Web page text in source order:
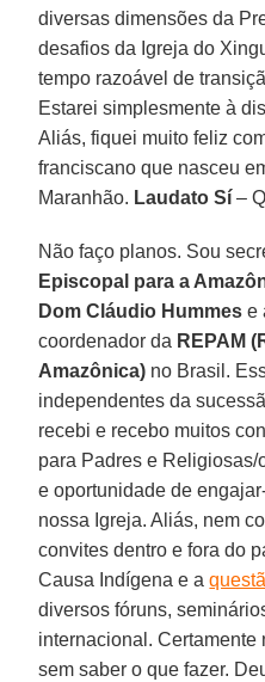
diversas dimensões da
desafios da Igreja do
tempo razoável de
Estarei simplesmente à
Aliás, fiquei muito feliz
franciscano que nasceu
Maranhão. Laudato Sí –
Não faço planos. Sou
Episcopal para a
Dom Cláudio Hummes e
coordenador da REPAM
Amazônica) no Brasil.
independentes da
recebi e recebo muitos
para Padres e
e oportunidade de
nossa Igreja. Aliás, nem
convites dentro e fora do
Causa Indígena e a
diversos fóruns,
internacional. Certamente
sem saber o que fazer.